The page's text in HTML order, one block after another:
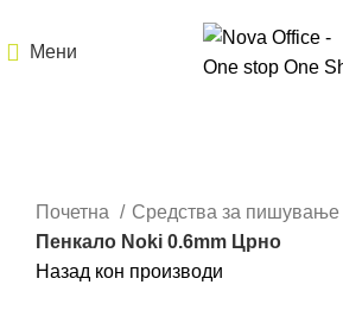
Мени
Почетна
Средства за пишување
Пенкало Noki 0.6mm Црно
Назад кон производи